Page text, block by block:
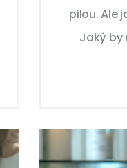
pilou. Ale
Jaký by
dobře